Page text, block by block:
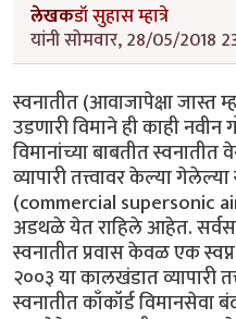
लेखकडॉ सुहास म्हात्रे
यांनी सोमवार, 28/05/2018
स्वनातीत (आवाजापेक्षा जास्त
उडणारी विमाने ही काही नवीन
विमानांच्या बाबतीत स्वनातीत
व्यापारी तत्त्वावर केल्या
(commercial supersonic
अडथळे येत राहिले आहेत.
स्वनातीत प्रवास केवळ एक
२००३ या कालखंडात व्यापारी
स्वनातीत काँकॉर्ड